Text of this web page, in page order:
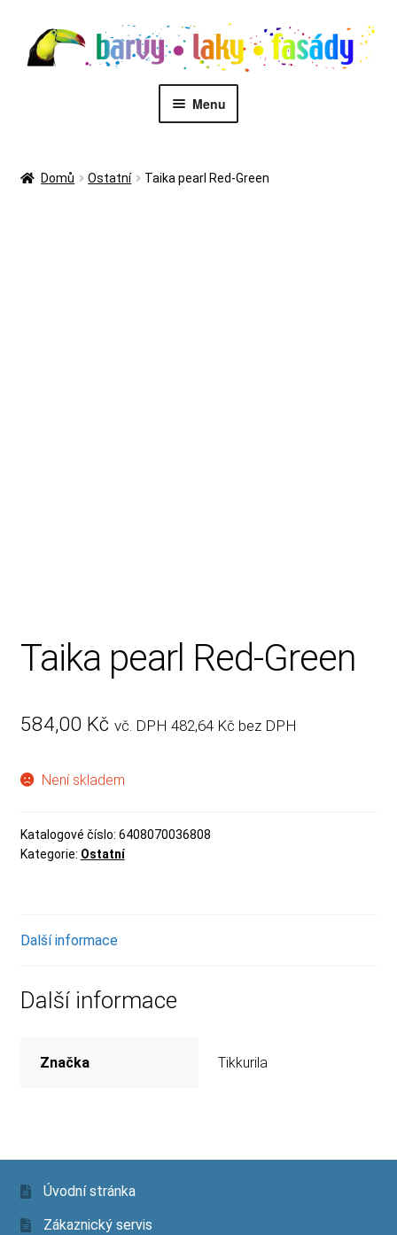
Přeskočit
na
Přejít
Menu
Domů Ostatní Taika pearl Red-Green
Taika pearl Red-Green
584,00 Kč vč. DPH 482,64 Kč bez DPH
Není skladem
Katalogové číslo: 6408070036808
Kategorie: Ostatní
Další informace
Další informace
Značka Tikkurila
Úvodní stránka
Zákaznický servis